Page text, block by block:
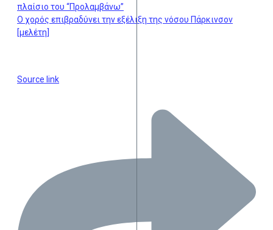
πλαίσιο του “Προλαμβάνω”
Ο χορός επιβραδύνει την εξέλιξη της νόσου Πάρκινσον
[μελέτη]
Source link